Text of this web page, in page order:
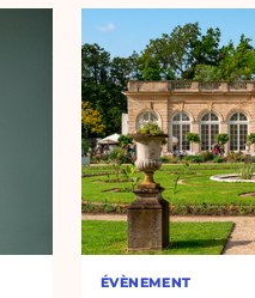
ÉVÈNEMENT